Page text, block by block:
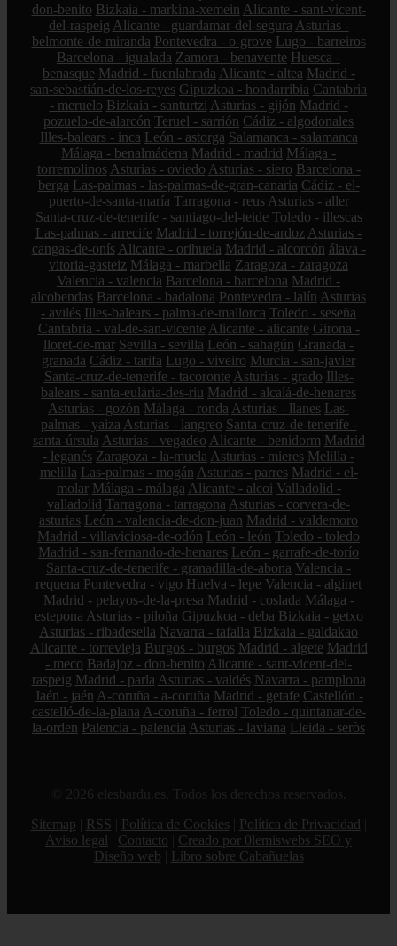
don-benito Bizkaia - markina-xemein Alicante - sant-vicent-
del-raspeig Alicante - guardamar-del-segura Asturias -
belmonte-de-miranda Pontevedra - o-grove Lugo - barreiros
Barcelona - igualada Zamora - benavente Huesca -
benasque Madrid - fuenlabrada Alicante - altea Madrid -
san-sebastián-de-los-reyes Gipuzkoa - hondarribia Cantabria
- meruelo Bizkaia - santurtzi Asturias - gijón Madrid -
pozuelo-de-alarcón Teruel - sarrión Cádiz - algodonales
Illes-balears - inca León - astorga Salamanca - salamanca
Málaga - benalmádena Madrid - madrid Málaga -
torremolinos Asturias - oviedo Asturias - siero Barcelona -
berga Las-palmas - las-palmas-de-gran-canaria Cádiz - el-
puerto-de-santa-maría Tarragona - reus Asturias - aller
Santa-cruz-de-tenerife - santiago-del-teide Toledo - illescas
Las-palmas - arrecife Madrid - torrejón-de-ardoz Asturias -
cangas-de-onís Alicante - orihuela Madrid - alcorcón álava -
vitoria-gasteiz Málaga - marbella Zaragoza - zaragoza
Valencia - valencia Barcelona - barcelona Madrid -
alcobendas Barcelona - badalona Pontevedra - lalín Asturias
- avilés Illes-balears - palma-de-mallorca Toledo - seseña
Cantabria - val-de-san-vicente Alicante - alicante Girona -
lloret-de-mar Sevilla - sevilla León - sahagún Granada -
granada Cádiz - tarifa Lugo - viveiro Murcia - san-javier
Santa-cruz-de-tenerife - tacoronte Asturias - grado Illes-
balears - santa-eulària-des-riu Madrid - alcalá-de-henares
Asturias - gozón Málaga - ronda Asturias - llanes Las-
palmas - yaiza Asturias - langreo Santa-cruz-de-tenerife -
santa-úrsula Asturias - vegadeo Alicante - benidorm Madrid
- leganés Zaragoza - la-muela Asturias - mieres Melilla -
melilla Las-palmas - mogán Asturias - parres Madrid - el-
molar Málaga - málaga Alicante - alcoi Valladolid -
valladolid Tarragona - tarragona Asturias - corvera-de-
asturias León - valencia-de-don-juan Madrid - valdemoro
Madrid - villaviciosa-de-odón León - león Toledo - toledo
Madrid - san-fernando-de-henares León - garrafe-de-torío
Santa-cruz-de-tenerife - granadilla-de-abona Valencia -
requena Pontevedra - vigo Huelva - lepe Valencia - alginet
Madrid - pelayos-de-la-presa Madrid - coslada Málaga -
estepona Asturias - piloña Gipuzkoa - deba Bizkaia - getxo
Asturias - ribadesella Navarra - tafalla Bizkaia - galdakao
Alicante - torrevieja Burgos - burgos Madrid - algete Madrid
- meco Badajoz - don-benito Alicante - sant-vicent-del-
raspeig Madrid - parla Asturias - valdés Navarra - pamplona
Jaén - jaén A-coruña - a-coruña Madrid - getafe Castellón -
castelló-de-la-plana A-coruña - ferrol Toledo - quintanar-de-
la-orden Palencia - palencia Asturias - laviana Lleida - seròs
© 2026 elesbardu.es. Todos los derechos reservados.
Sitemap
RSS Política de Cookies Política de Privacidad
Aviso legal
Contacto
Creado por 0lemiswebs SEO y
Diseño web
Libro sobre Cabañuelas